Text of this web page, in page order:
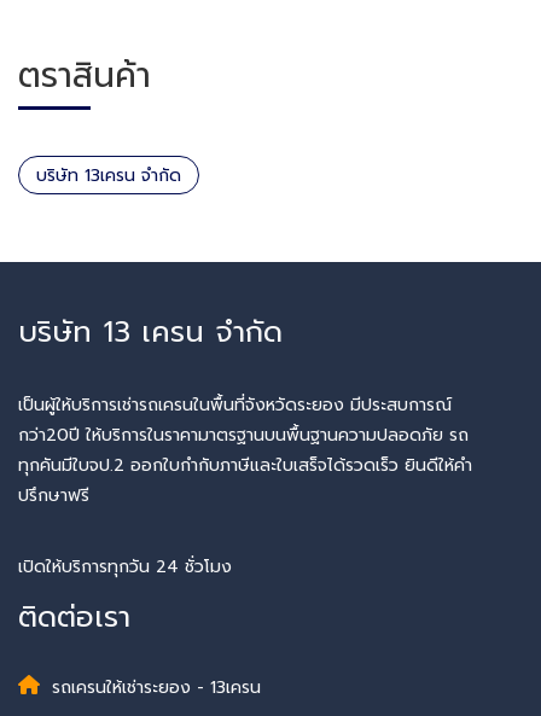
ตราสินค้า
บริษัท 13เครน จำกัด
บริษัท 13 เครน จำกัด
เป็นผู้ให้บริการเช่ารถเครนในพื้นที่จังหวัดระยอง มีประสบการณ์
กว่า20ปี ให้บริการในราคามาตรฐานบนพื้นฐานความปลอดภัย รถ
ทุกคันมีใบจป.2 ออกใบกำกับภาษีและใบเสร็จได้รวดเร็ว ยินดีให้คำ
ปรึกษาฟรี
เปิดให้บริการทุกวัน 24 ชั่วโมง
ติดต่อเรา
รถเครนให้เช่าระยอง - 13เครน